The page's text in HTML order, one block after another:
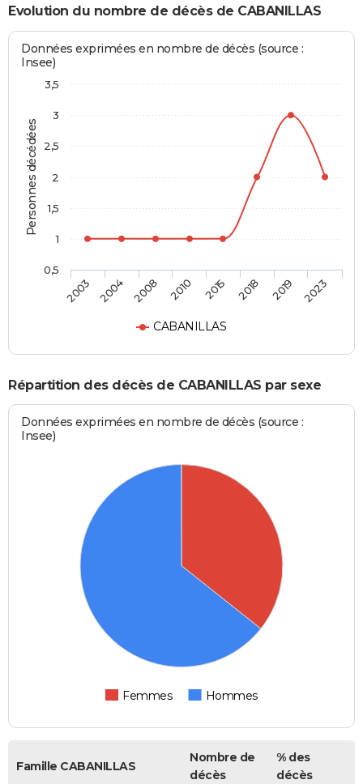
Evolution du nombre de décès de CABANILLAS
Personnes décédées
Données exprimées en nombre de décès (source :
Insee)
CABANILLAS
2003 2004 2008 2010 2015 2018 2019 2023
0,5
1
1,5
2
2,5
3
3,5
Répartition des décès de CABANILLAS par sexe
Données exprimées en nombre de décès (source :
Insee)
Femmes Hommes
Famille CABANILLAS
Nombre de
décès
% des
décès